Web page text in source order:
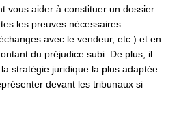
vous aider à constituer un dossier
les preuves nécessaires
avec le vendeur, etc.) et en
du préjudice subi. De plus, il
stratégie juridique la plus adaptée
devant les tribunaux si